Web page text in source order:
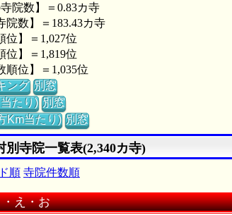
院数】＝0.83カ寺
院数】＝183.43カ寺
位】＝1,027位
位】＝1,819位
順位】＝1,035位
ング 別窓
たり) 別窓
Km当たり) 別窓
別寺院一覧表(2,340カ寺)
順 寺院件数順
え・お